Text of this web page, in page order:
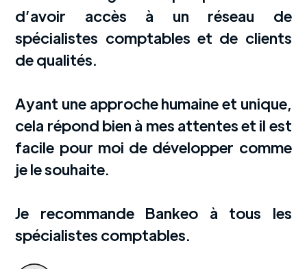
d’avoir accès à un réseau de
spécialistes comptables et de clients
de qualités.
Ayant une approche humaine et unique,
cela répond bien à mes attentes et il est
facile pour moi de développer comme
je le souhaite.
Je recommande Bankeo à tous les
spécialistes comptables.